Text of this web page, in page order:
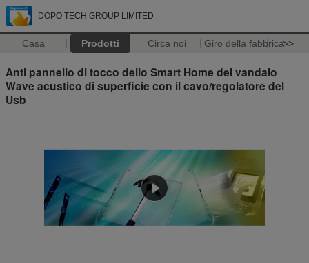
DOPO TECH GROUP LIMITED
Casa Prodotti Circa noi Giro della fabbrica>>
Anti pannello di tocco dello Smart Home del vandalo
Wave acustico di superficie con il cavo/regolatore del
Usb